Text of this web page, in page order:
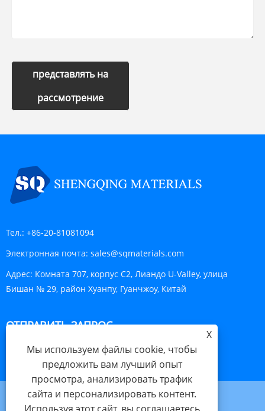
представлять на
рассмотрение
Тел.: +86-20-81081094
Электронная почта: sales@sqmaterials.com
Адрес: Комната 707, корпус C2, Лиандо U-Valley, улица
Бишан № 29, район Хуанпу, Гуанчжоу, Китай
ОТПРАВИТЬ ЗАПРОС
ОТПРАВИТЬ
X
Мы используем файлы cookie, чтобы
предложить вам лучший опыт
просмотра, анализировать трафик
сайта и персонализировать контент.